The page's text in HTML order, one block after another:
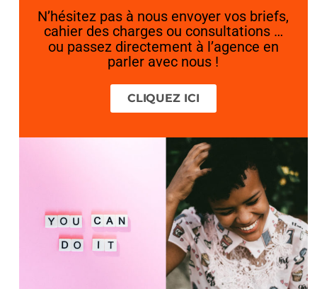
N’hésitez pas à nous envoyer vos briefs,
cahier des charges ou consultations …
ou passez directement à l’agence en
parler avec nous !
CLIQUEZ ICI